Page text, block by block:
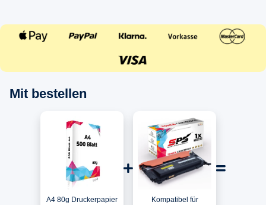
Mit bestellen
A4 80g Druckerpapier
Kompatibel für